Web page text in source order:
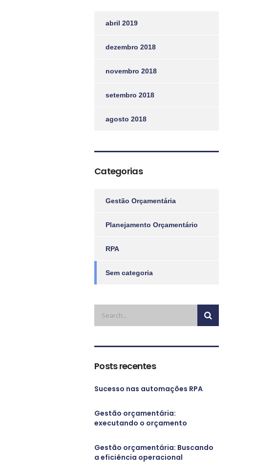
abril 2019
dezembro 2018
novembro 2018
setembro 2018
agosto 2018
Categorias
Gestão Orçamentária
Planejamento Orçamentário
RPA
Sem categoria
Posts recentes
Sucesso nas automações RPA
Gestão orçamentária:
executando o orçamento
Gestão orçamentária: Buscando
a eficiência operacional